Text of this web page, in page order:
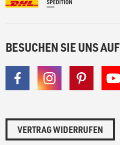
BESUCHEN SIE UNS AUF
VERTRAG WIDERRUFEN